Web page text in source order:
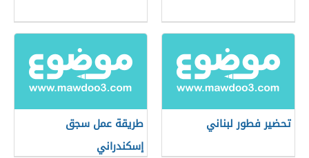
تحضير فطور لبناني
طريقة عمل سجق
إسكندراني